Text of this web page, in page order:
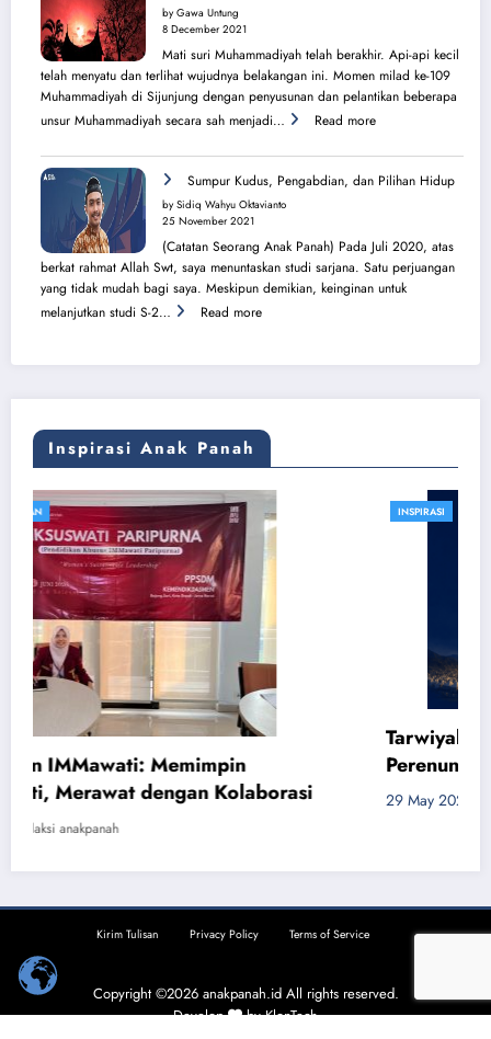
Balik
Pura
by Gawa Untung
8 December 2021
Mati suri Muhammadiyah telah berakhir. Api-api kecil
telah menyatu dan terlihat wujudnya belakangan ini. Momen milad ke-109
Muhammadiyah di Sijunjung dengan penyusunan dan pelantikan beberapa
unsur Muhammadiyah secara sah menjadi…
Read more:
Surya
Bersinar
Tanah
Sijunjung
Sumpur Kudus, Pengabdian, dan Pilihan Hidup
by Sidiq Wahyu Oktavianto
25 November 2021
(Catatan Seorang Anak Panah) Pada Juli 2020, atas
berkat rahmat Allah Swt, saya menuntaskan studi sarjana. Satu perjuangan
yang tidak mudah bagi saya. Meskipun demikian, keinginan untuk
melanjutkan studi S-2…
Read more:
Pengabdian,
Hidup
Inspirasi Anak Panah
INSPIRASI
Tarwiyah dan Muhammadiyah: Lahirnya
Perenungan Kiai Dahlan
29 May 2026 Mush’ab Muqoddas Eka Purnomo, Lc.
Develop
byKlonTech